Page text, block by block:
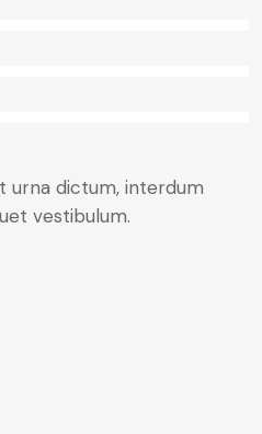
urna dictum, interdum
vestibulum.